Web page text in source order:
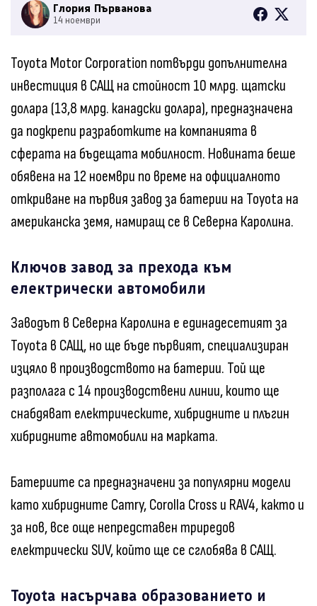
Глория Първанова
14 ноември
Toyota Motor Corporation потвърди допълнителна
инвестиция в САЩ на стойност 10 млрд. щатски
долара (13,8 млрд. канадски долара), предназначена
да подкрепи разработките на компанията в
сферата на бъдещата мобилност. Новината беше
обявена на 12 ноември по време на официалното
откриване на първия завод за батерии на Toyota на
американска земя, намиращ се в Северна Каролина.
Ключов завод за прехода към
електрически автомобили
Заводът в Северна Каролина е единадесетият за
Toyota в САЩ, но ще бъде първият, специализиран
изцяло в производството на батерии. Той ще
разполага с 14 производствени линии, които ще
снабдяват електрическите, хибридните и плъгин
хибридните автомобили на марката.
Батериите са предназначени за популярни модели
като хибридните Camry, Corolla Cross и RAV4, както и
за нов, все още непредставен триредов
електрически SUV, който ще се сглобява в САЩ.
Toyota насърчава образованието и